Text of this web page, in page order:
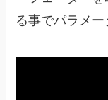
る事でパラメー